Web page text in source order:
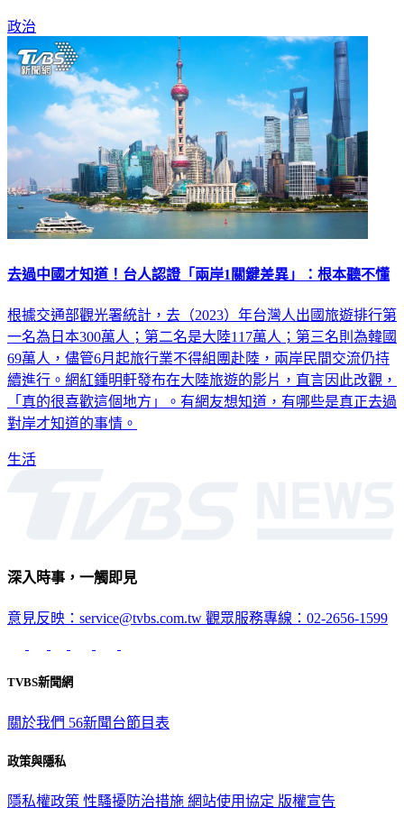
政治
去過中國才知道！台人認證「兩岸1關鍵差異」：根本聽不懂
根據交通部觀光署統計，去（2023）年台灣人出國旅遊排行第
一名為日本300萬人；第二名是大陸117萬人；第三名則為韓國
69萬人，儘管6月起旅行業不得組團赴陸，兩岸民間交流仍持
續進行。網紅鍾明軒發布在大陸旅遊的影片，直言因此改觀，
「真的很喜歡這個地方」。有網友想知道，有哪些是真正去過
對岸才知道的事情。
生活
深入時事，一觸即見
意見反映：service@tvbs.com.tw 觀眾服務專線：02-2656-1599
TVBS新聞網
關於我們 56新聞台節目表
政策與隱私
隱私權政策 性騷擾防治措施 網站使用協定 版權宣告